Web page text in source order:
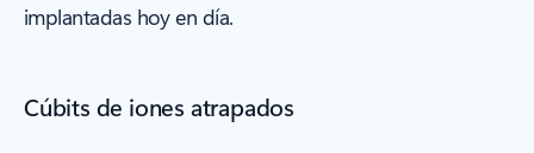
implantadas hoy en día.
Cúbits de iones atrapados